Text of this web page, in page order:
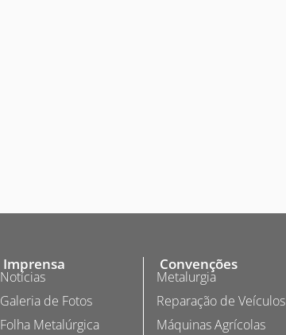
Imprensa
Notícias
Galeria de Fotos
Folha Metalúrgica
Convenções
Metalurgia
Reparação de Veículos
Máquinas Agrícolas